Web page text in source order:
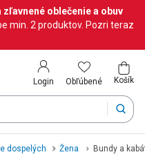
zľavnené oblečenie a obuv
min. 2 produktov. Pozri teraz
Login Obľúbené Košík
území vybranej krajiny.
dospelých Žena Bundy a